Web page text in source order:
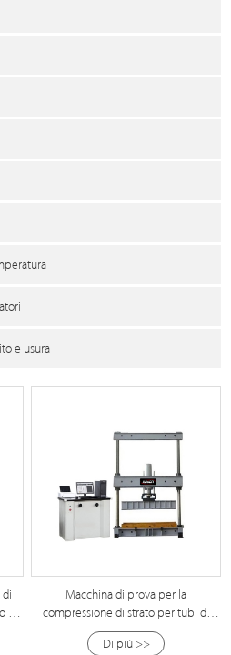
e usura
di
Macchina di prova per la
compressione di strato per tubi di
cemento elettrico da 100 tonnellate
Di più >>